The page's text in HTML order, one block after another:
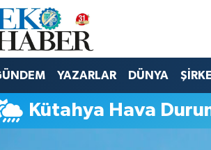
YAZARLAR DÜNYA
Kütahya Hava
Durumu ve Fikstür